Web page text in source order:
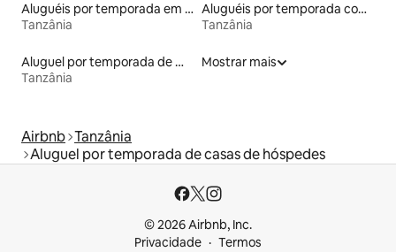
Aluguéis por temporada em acampamentos
Tanzânia
Aluguéis por temporada com acesso à praia
Tanzânia
Aluguel por temporada de microcasas
Tanzânia
Mostrar mais
Airbnb Tanzânia
Aluguel por temporada de casas de hóspedes
© 2026 Airbnb, Inc.
Privacidade
Termos